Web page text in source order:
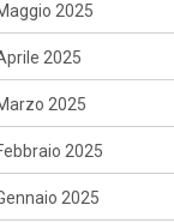
2025
2025
2025
2025
2025